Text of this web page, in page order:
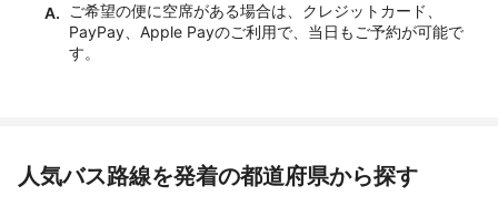
A. ご希望の便に空席がある場合は、クレジットカード、
PayPay、Apple Payのご利用で、当日もご予約が可能で
す。
人気バス路線を発着の都道府県から探す